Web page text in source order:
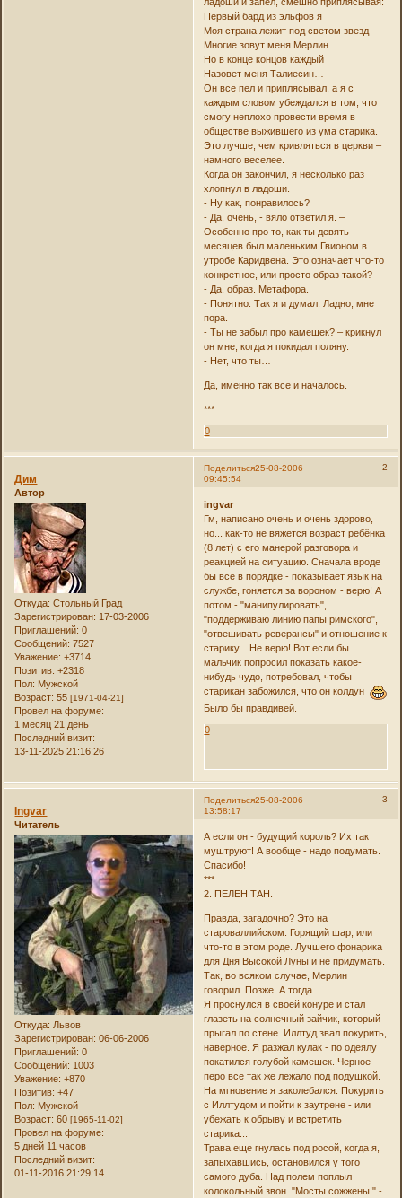
Первый бард из эльфов я
Моя страна лежит под светом звезд
Многие зовут меня Мерлин
Но в конце концов каждый
Назовет меня Талиесин…
Он все пел и приплясывал, а я с
каждым словом убеждался в том, что
смогу неплохо провести время в
обществе выжившего из ума старика.
Это лучше, чем кривляться в церкви –
намного веселее.
Когда он закончил, я несколько раз
хлопнул в ладоши.
- Ну как, понравилось?
- Да, очень, - вяло ответил я. –
Особенно про то, как ты девять
месяцев был маленьким Гвионом в
утробе Каридвена. Это означает что-то
конкретное, или просто образ такой?
- Да, образ. Метафора.
- Понятно. Так я и думал. Ладно, мне
пора.
- Ты не забыл про камешек? – крикнул
он мне, когда я покидал поляну.
- Нет, что ты…
Да, именно так все и началось.
***
0
Поделиться 2
25-08-2006
09:45:54
Дим
Автор
Откуда: Стольный Град
Зарегистрирован: 17-03-2006
Приглашений: 0
Сообщений: 7527
Уважение: +3714
Позитив: +2318
Пол: Мужской
Возраст: 55[1971-04-21]
Провел на форуме:
1 месяц 21 день
Последний визит:
13-11-2025 21:16:26
ingvar
Гм, написано очень и очень здорово,
но... как-то не вяжется возраст ребёнка
(8 лет) с его манерой разговора и
реакцией на ситуацию. Сначала вроде
бы всё в порядке - показывает язык на
службе, гоняется за вороном - верю! А
потом - "манипулировать",
"поддерживаю линию папы римского",
"отвешивать реверансы" и отношение к
старику... Не верю! Вот если бы
мальчик попросил показать какое-
нибудь чудо, потребовал, чтобы
старикан забожился, что он колдун
Было бы правдивей.
0
Поделиться 3
25-08-2006
13:58:17
Ingvar
Читатель
Откуда: Львов
Зарегистрирован: 06-06-2006
Приглашений: 0
Сообщений: 1003
Уважение: +870
Позитив: +47
Пол: Мужской
Возраст: 60[1965-11-02]
Провел на форуме:
5 дней 11 часов
Последний визит:
01-11-2016 21:29:14
А если он - будущий король? Их так
муштруют! А вообще - надо подумать.
Спасибо!
***
2. ПЕЛЕН ТАН.
Правда, загадочно? Это на
староваллийском. Горящий шар, или
что-то в этом роде. Лучшего фонарика
для Дня Высокой Луны и не придумать.
Так, во всяком случае, Мерлин
говорил. Позже. А тогда...
Я проснулся в своей конуре и стал
глазеть на солнечный зайчик, который
прыгал по стене. Иллтуд звал покурить,
наверное. Я разжал кулак - по одеялу
покатился голубой камешек. Черное
перо все так же лежало под подушкой.
На мгновение я заколебался. Покурить
с Иллтудом и пойти к заутрене - или
убежать к обрыву и встретить
старика...
Трава еще гнулась под росой, когда я,
запыхавшись, остановился у того
самого дуба. Над полем поплыл
колокольный звон. "Мосты сожжены!" -